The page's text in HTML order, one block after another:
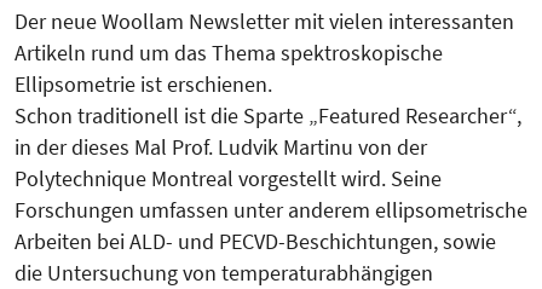
Der neue Woollam Newsletter mit vielen interessanten
Artikeln rund um das Thema spektroskopische
Ellipsometrie ist erschienen.
Schon traditionell ist die Sparte „Featured Researcher“,
in der dieses Mal Prof. Ludvik Martinu von der
Polytechnique Montreal vorgestellt wird. Seine
Forschungen umfassen unter anderem ellipsometrische
Arbeiten bei ALD- und PECVD-Beschichtungen, sowie
die Untersuchung von temperaturabhängigen